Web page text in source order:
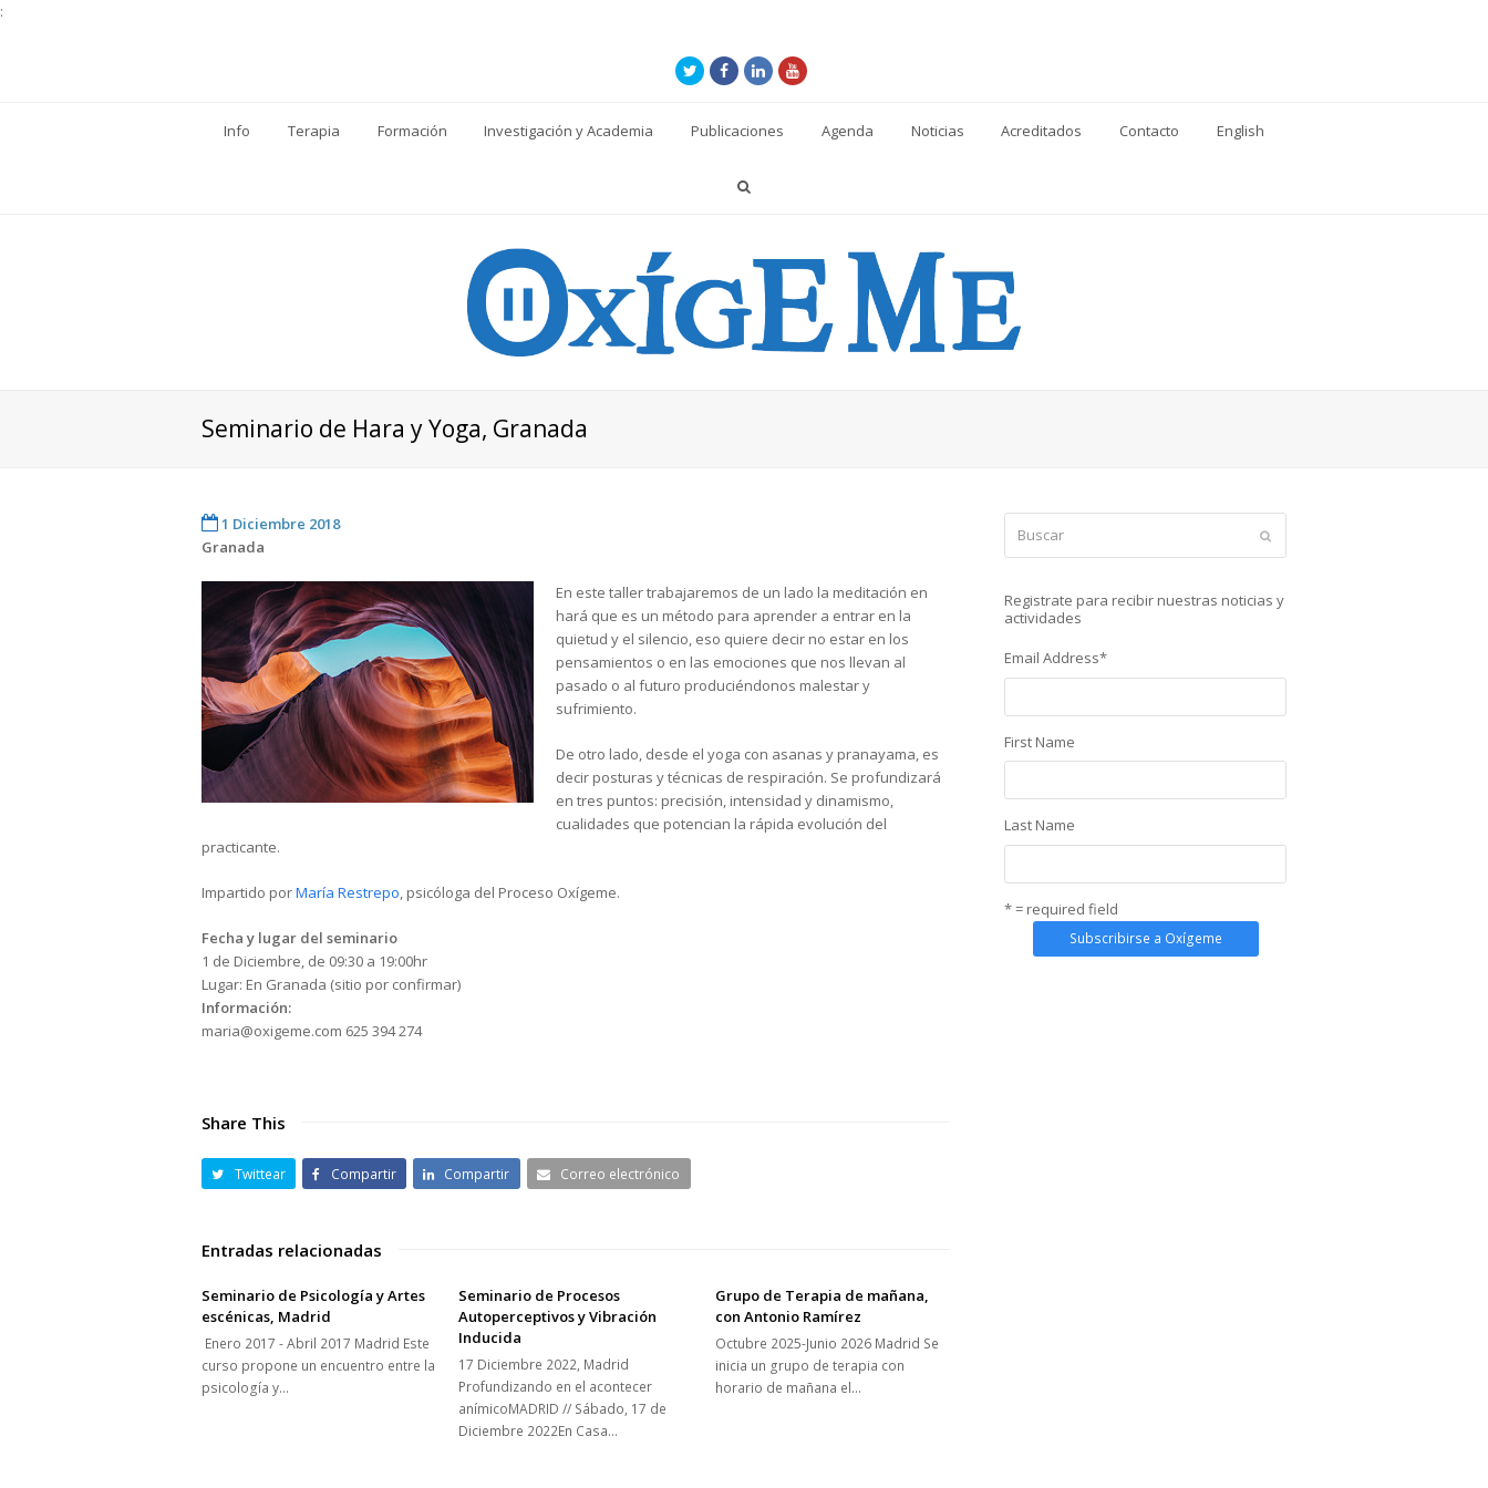
:
TwitterFacebook
LinkedInYoutube
Info Terapia Formación Investigación y Academia Publicaciones Agenda Noticias Acreditados Contacto English
Seminario de Hara y Yoga, Granada
1 Diciembre 2018
Granada
En este taller trabajaremos de un lado la meditación en
hará que es un método para aprender a entrar en la
quietud y el silencio, eso quiere decir no estar en los
pensamientos o en las emociones que nos llevan al
pasado o al futuro produciéndonos malestar y
sufrimiento.
De otro lado, desde el yoga con asanas y pranayama, es
decir posturas y técnicas de respiración. Se profundizará
en tres puntos: precisión, intensidad y dinamismo,
cualidades que potencian la rápida evolución del
practicante.
Impartido porMaría Restrepo, psicóloga del Proceso Oxígeme.
Fecha y lugar del seminario
1 de Diciembre, de 09:30 a 19:00hr
Lugar: En Granada (sitio por confirmar)
Información:
maria@oxigeme.com 625 394 274
Share This
Twittear Compartir Compartir Correo electrónico
Entradas relacionadas
Seminario de Psicología y Artes
escénicas, Madrid
Enero 2017 - Abril 2017 Madrid Este
curso propone un encuentro entre la
psicología y…
Seminario de Procesos
Autoperceptivos y Vibración
Inducida
17 Diciembre 2022, Madrid
Profundizando en el acontecer
anímicoMADRID // Sábado, 17 de
Diciembre 2022En Casa…
Grupo de Terapia de mañana,
con Antonio Ramírez
Octubre 2025-Junio 2026 Madrid Se
inicia un grupo de terapia con
horario de mañana el…
Registrate para recibir nuestras noticias y
actividades
Email Address*
First Name
Last Name
* = required field